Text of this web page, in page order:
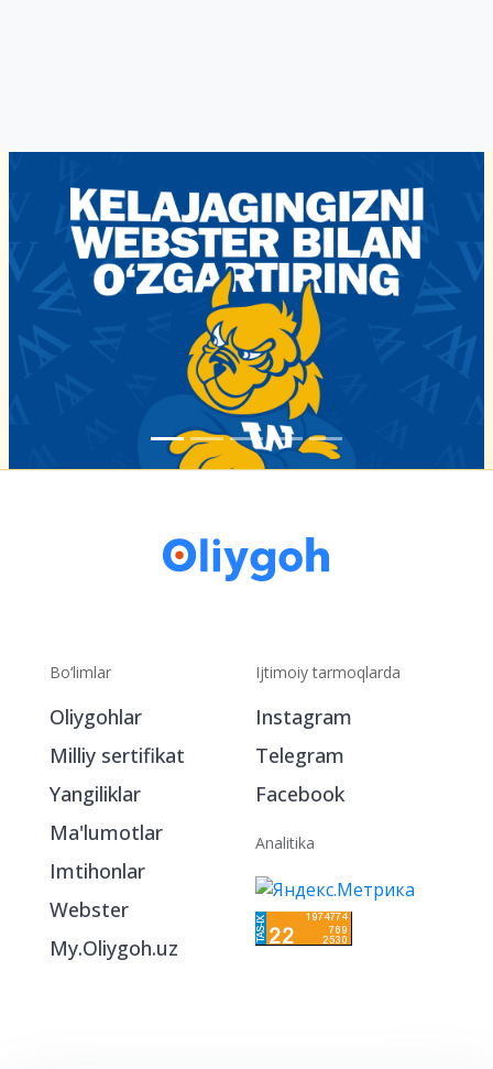
Bo‘limlar
Oliygohlar
Milliy sertifikat
Yangiliklar
Ma'lumotlar
Imtihonlar
Webster
My.Oliygoh.uz
Ijtimoiy tarmoqlarda
Instagram
Telegram
Facebook
Analitika